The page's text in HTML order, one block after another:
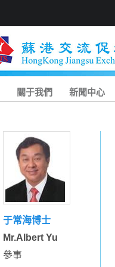
關于我們 新聞中心
于常海博士
Mr.Albert Yu
參事